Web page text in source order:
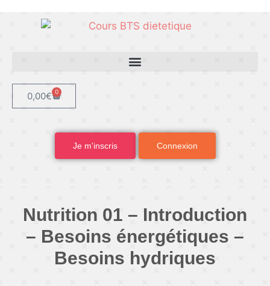
0,00€ 0
Je m'inscris Connexion
Nutrition 01 – Introduction
– Besoins énergétiques –
Besoins hydriques